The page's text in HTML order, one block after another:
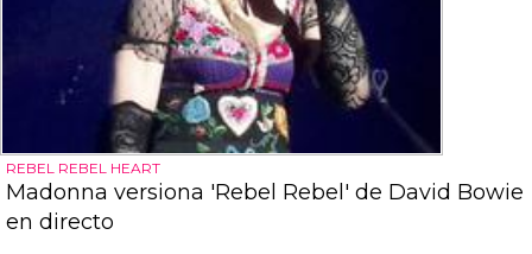
REBEL REBEL HEART
Madonna versiona 'Rebel Rebel' de David Bowie
en directo